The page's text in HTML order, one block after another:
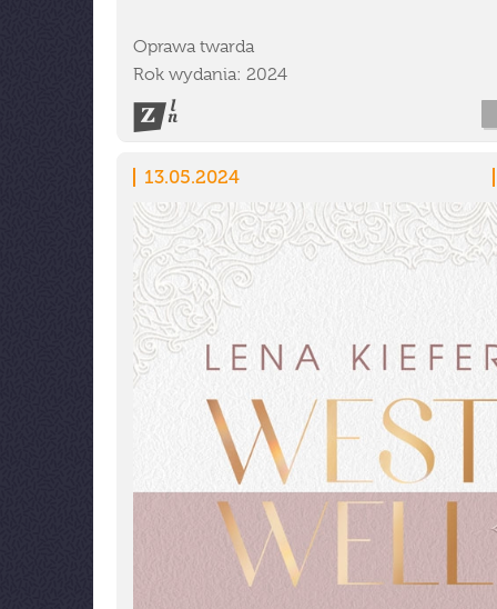
Oprawa twarda
Rok wydania: 2024
13.05.2024